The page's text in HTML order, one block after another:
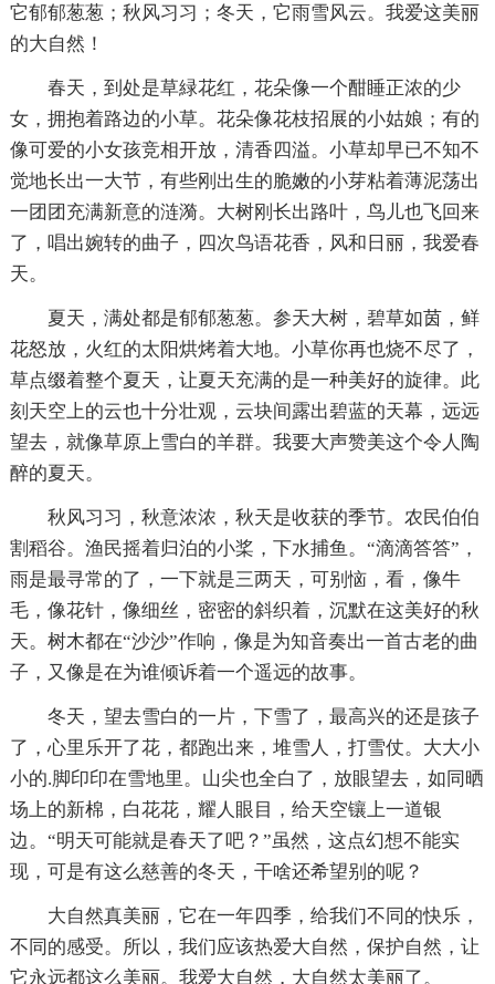
它郁郁葱葱；秋风习习；冬天，它雨雪风云。我爱这美丽
的大自然！
春天，到处是草緑花红，花朵像一个酣睡正浓的少
女，拥抱着路边的小草。花朵像花枝招展的小姑娘；有的
像可爱的小女孩竞相开放，清香四溢。小草却早已不知不
觉地长出一大节，有些刚出生的脆嫩的小芽粘着薄泥荡出
一团团充满新意的涟漪。大树刚长出路叶，鸟儿也飞回来
了，唱出婉转的曲子，四次鸟语花香，风和日丽，我爱春
天。
夏天，满处都是郁郁葱葱。参天大树，碧草如茵，鲜
花怒放，火红的太阳烘烤着大地。小草你再也烧不尽了，
草点缀着整个夏天，让夏天充满的是一种美好的旋律。此
刻天空上的云也十分壮观，云块间露出碧蓝的天幕，远远
望去，就像草原上雪白的羊群。我要大声赞美这个令人陶
醉的夏天。
秋风习习，秋意浓浓，秋天是收获的季节。农民伯伯
割稻谷。渔民摇着归泊的小桨，下水捕鱼。“滴滴答答”，
雨是最寻常的了，一下就是三两天，可别恼，看，像牛
毛，像花针，像细丝，密密的斜织着，沉默在这美好的秋
天。树木都在“沙沙”作响，像是为知音奏出一首古老的曲
子，又像是在为谁倾诉着一个遥远的故事。
冬天，望去雪白的一片，下雪了，最高兴的还是孩子
了，心里乐开了花，都跑出来，堆雪人，打雪仗。大大小
小的.脚印印在雪地里。山尖也全白了，放眼望去，如同晒
场上的新棉，白花花，耀人眼目，给天空镶上一道银
边。“明天可能就是春天了吧？”虽然，这点幻想不能实
现，可是有这么慈善的冬天，干啥还希望别的呢？
大自然真美丽，它在一年四季，给我们不同的快乐，
不同的感受。所以，我们应该热爱大自然，保护自然，让
它永远都这么美丽。我爱大自然，大自然太美丽了。